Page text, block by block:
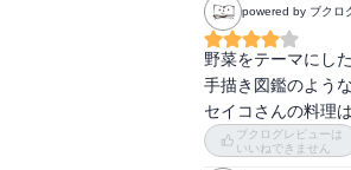
powered by ブクロ
野菜をテーマにし
手描き図鑑のような
セイコさんの料理
ブクログレビューは
いいねできません